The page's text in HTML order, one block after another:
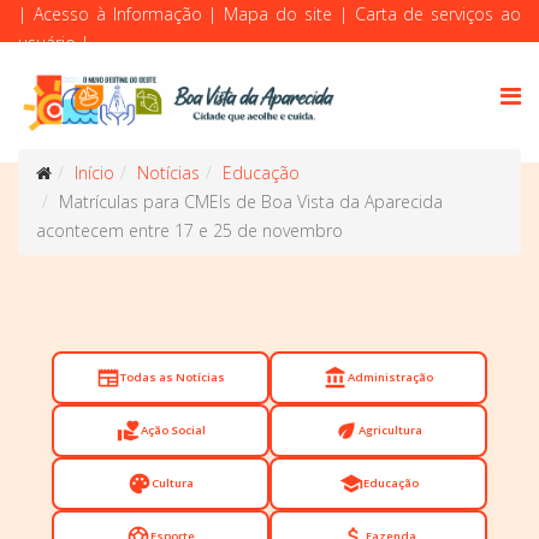
| Acesso à Informação | Mapa do site | Carta de serviços ao
usuário|
Início Notícias
Educação
Matrículas para CMEIs de Boa Vista da Aparecida
acontecem entre 17 e 25 de novembro
newspaperTodas as Notícias account_balanceAdministração
volunteer_activismAção Social eco Agricultura
paletteCultura schoolEducação